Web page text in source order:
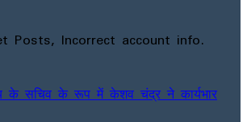
Posts, Incorrect account info.